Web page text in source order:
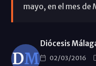
mayo, en el mes de
Diócesis
02/03/2016